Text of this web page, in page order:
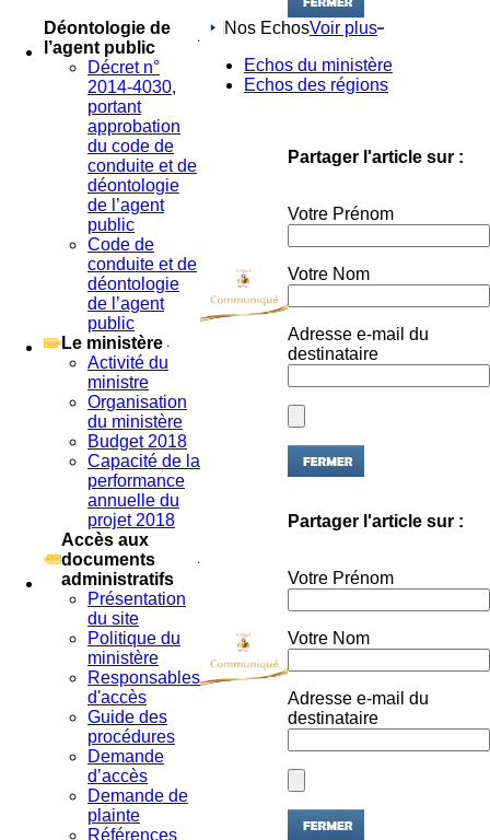
Déontologie de
l’agent public
Décret n°
2014-4030,
portant
approbation
du code de
conduite et de
déontologie
de l’agent
public
Code de
conduite et de
déontologie
de l’agent
public
Le ministère
Activité du
ministre
Organisation
du ministère
Budget 2018
Capacité de la
performance
annuelle du
projet 2018
Accès aux
documents
administratifs
Présentation
du site
Politique du
ministère
Responsables
d'accès
Guide des
procédures
Demande
d’accès
Demande de
plainte
Références
Nos Echos Voir plus
Echos des régions
destinataire
destinataire